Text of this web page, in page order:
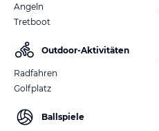
Angeln
Tretboot
Outdoor-Aktivitäten
Radfahren
Golfplatz
Ballspiele